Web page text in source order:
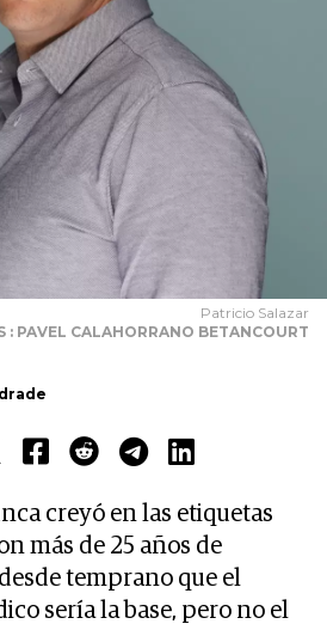
Patricio Salazar
: PAVEL CALAHORRANO BETANCOURT
creyó en las etiquetas
más de 25 años de
temprano que el
sería la base, pero no el